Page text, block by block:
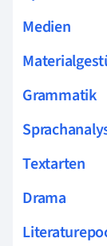
Medien
Grammatik
Textarten
Drama